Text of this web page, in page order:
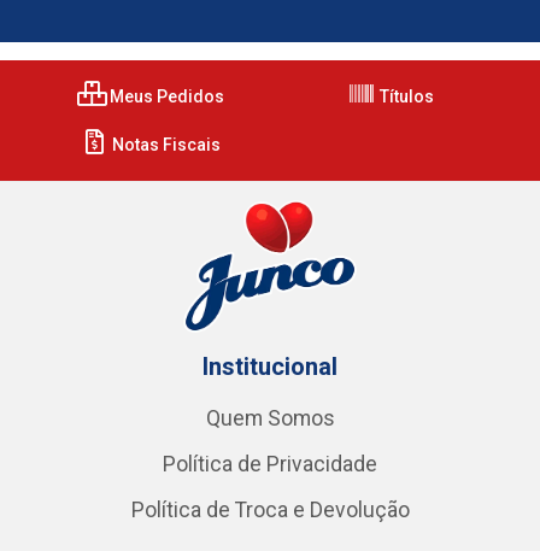
Meus Pedidos Títulos
Notas Fiscais
Institucional
Quem Somos
Política de Privacidade
Política de Troca e Devolução